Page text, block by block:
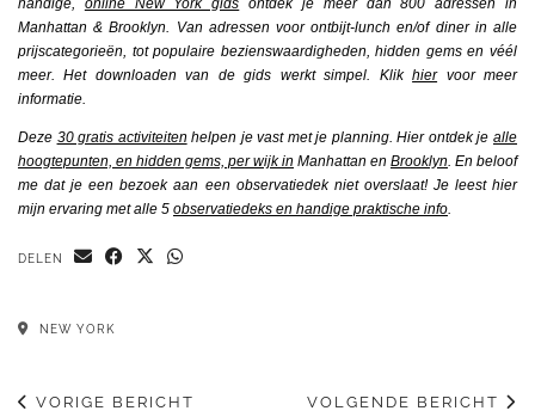
Manhattan & Brooklyn. Van adressen voor ontbijt-lunch en/of diner in alle
prijscategorieën, tot populaire bezienswaardigheden, hidden gems en véél
meer. Het downloaden van de gids werkt simpel. Klikhiervoor meer
informatie.
Deze 30 gratis activiteiten helpen je vast met je planning. Hier ontdek jealle
hoogtepunten, en hidden gems, per wijk in Manhattan en Brooklyn . En beloof
me dat je een bezoek aan een observatiedek niet overslaat! Je leest hier
mijn ervaring met alle 5 observatiedeks en handige praktische info
DELEN
NEW YORK
VORIGE BERICHT
VOLGENDE BERICHT